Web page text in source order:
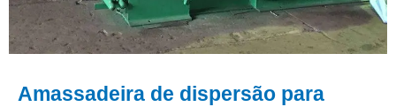
Amassadeira de dispersão para